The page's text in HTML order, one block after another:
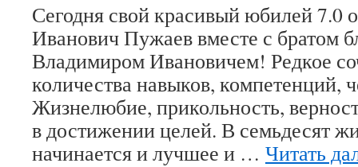
Сегодня свой красивый юбилей 7.0
Иванович Пужаев вместе с братом
Владимиром Ивановичем! Редкое
количества навыков, компетенций,
Жизнелюбие, прикольность,
в достижении целей. В семьдесят
начинается и лучшее и … Читать